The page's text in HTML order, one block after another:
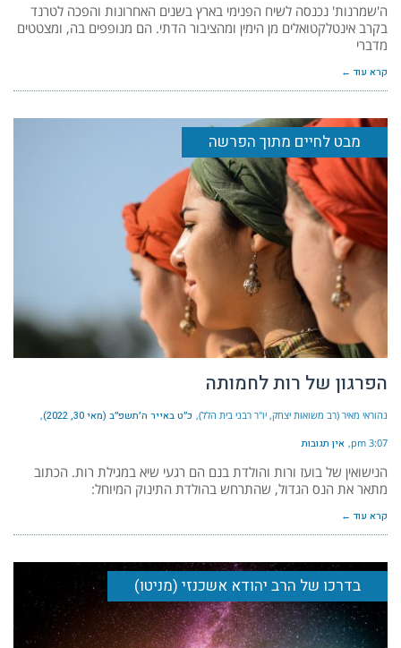
ה'שמרנות' נכנסה לשיח הפנימי בארץ בשנים האחרונות והפכה לטרנד
בקרב אינטלקטואלים מן הימין ומהציבור הדתי. הם מנופפים בה, ומצטטים
מדברי
קרא עוד ←
מבט לחיים מתוך הפרשה
הפרגון של רות לחמותה
נהוראי מאיר (רב משואות יצחק, יו"ר רבני בית הלל) כ״ט באייר ה׳תשפ״ב (מאי 30, 2022)
3:07 pm אין תגובות
הנישואין של בועז ורות והולדת בנם הם רגעי שיא במגילת רות. הכתוב
מתאר את הנס הגדול, שהתרחש בהולדת התינוק המיוחל:
קרא עוד ←
בדרכו של הרב יהודא אשכנזי (מניטו)